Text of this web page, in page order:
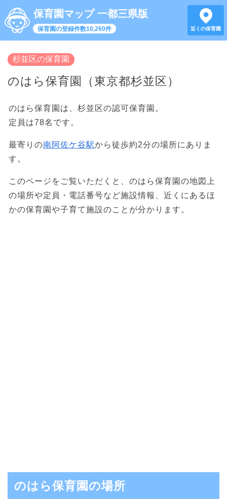
保育園マップ 一都三県版
保育園の登録件数10,260件 近くの保育園
杉並区の保育園
のはら保育園（東京都杉並区）
のはら保育園は、杉並区の認可保育園。
定員は78名です。
最寄りの南阿佐ケ谷駅から徒歩約2分の場所にありま
す。
このページをご覧いただくと、のはら保育園の地図上
の場所や定員・電話番号など施設情報、近くにあるほ
かの保育園や子育て施設のことが分かります。
のはら保育園の場所